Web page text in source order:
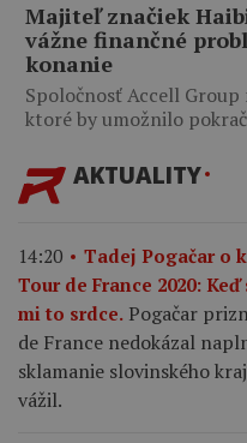
Majiteľ značiek
vážne finančné
konanie
Spoločnosť Accell Group
ktoré by umožnilo
AKTUALITY
14:20
Tadej Pogačar o
Tour de France 2020:
mi to srdce. Pogačar
de France nedokázal
sklamanie slovinského
vážil.